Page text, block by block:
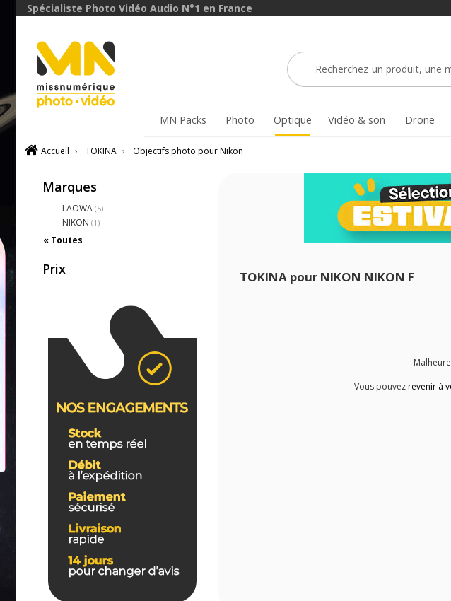
Spécialiste Photo Vidéo Audio N°1 en France
MN Packs Photo Optique Vidéo & son Drone
Accueil › TOKINA › Objectifs photo pour Nikon
Marques
LAOWA (5)
NIKON (1)
« Toutes
Prix
TOKINA pour NIKON NIKON F
Vous pouvezrevenir à